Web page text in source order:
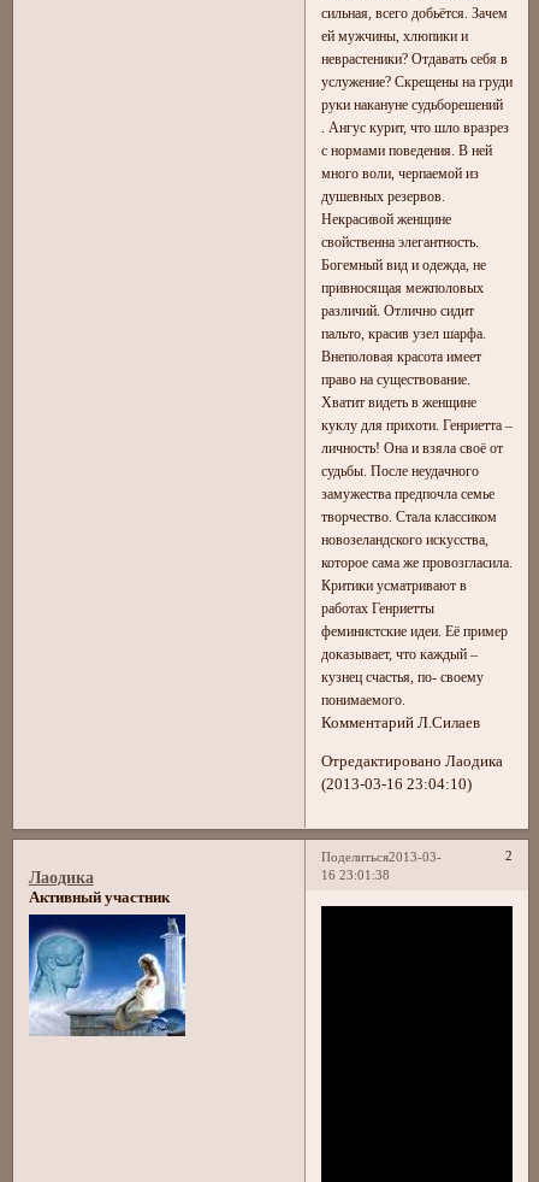
сильная, всего добьётся. Зачем
ей мужчины, хлюпики и
неврастеники? Отдавать себя в
услужение? Скрещены на груди
руки накануне судьборешений
. Ангус курит, что шло вразрез
с нормами поведения. В ней
много воли, черпаемой из
душевных резервов.
Некрасивой женщине
свойственна элегантность.
Богемный вид и одежда, не
привносящая межполовых
различий. Отлично сидит
пальто, красив узел шарфа.
Внеполовая красота имеет
право на существование.
Хватит видеть в женщине
куклу для прихоти. Генриетта –
личность! Она и взяла своё от
судьбы. После неудачного
замужества предпочла семье
творчество. Стала классиком
новозеландского искусства,
которое сама же провозгласила.
Критики усматривают в
работах Генриетты
феминистские идеи. Её пример
доказывает, что каждый –
кузнец счастья, по- своему
понимаемого.
Комментарий Л.Силаев
Отредактировано Лаодика
(2013-03-16 23:04:10)
Поделиться 2
2013-03-
16 23:01:38
Лаодика
Активный участник